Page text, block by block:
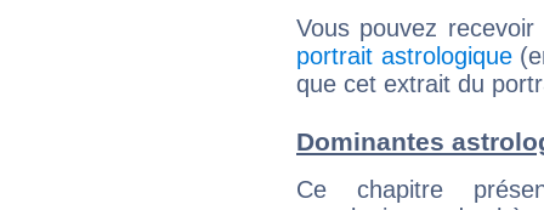
Vous pouvez
portrait astrologique
que cet extrait du
Dominantes
Ce chapitre